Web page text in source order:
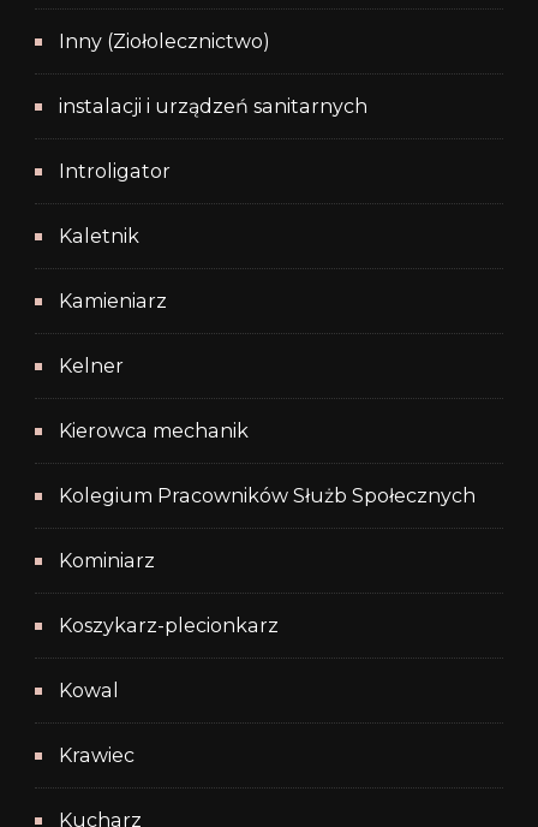
Inny (Ziołolecznictwo)
instalacji i urządzeń sanitarnych
Introligator
Kaletnik
Kamieniarz
Kelner
Kierowca mechanik
Kolegium Pracowników Służb Społecznych
Kominiarz
Koszykarz-plecionkarz
Kowal
Krawiec
Kucharz